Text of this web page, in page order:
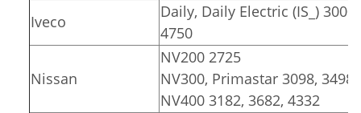
Iveco
Daily, Daily Electric (IS_)
4750
Nissan
NV200 2725
NV300, Primastar 3098, 3498
NV400 3182, 3682, 4332